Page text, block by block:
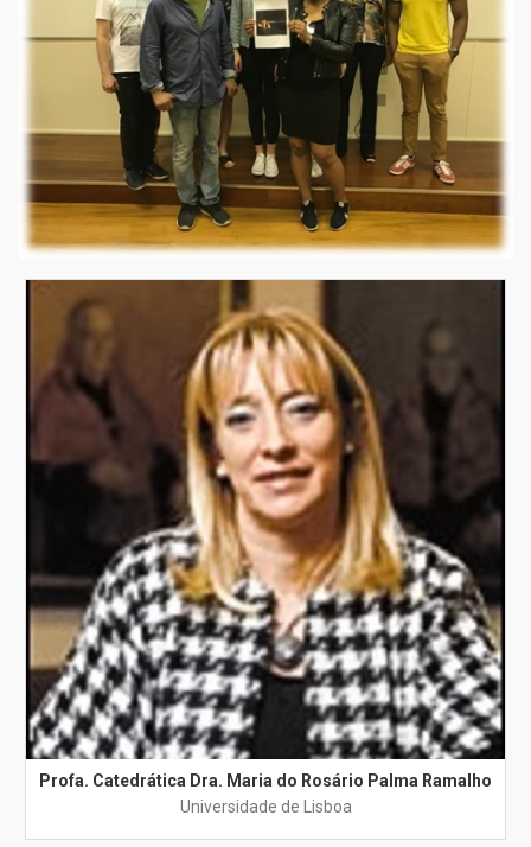
Profa. Catedrática Dra. Maria do Rosário Palma Ramalho
Universidade de Lisboa